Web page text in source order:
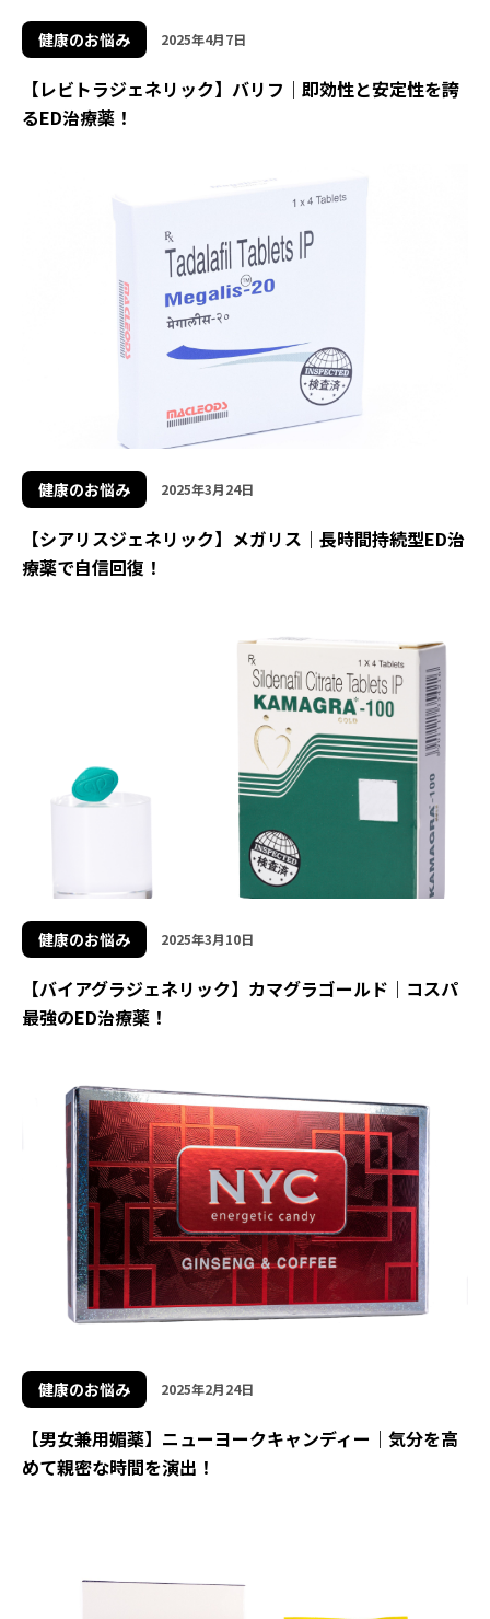
健康のお悩み 2025年4月7日
【レビトラジェネリック】バリフ｜即効性と安定性を誇
るED治療薬！
健康のお悩み 2025年3月24日
【シアリスジェネリック】メガリス｜長時間持続型ED治
療薬で自信回復！
健康のお悩み 2025年3月10日
【バイアグラジェネリック】カマグラゴールド｜コスパ
最強のED治療薬！
健康のお悩み 2025年2月24日
【男女兼用媚薬】ニューヨークキャンディー｜気分を高
めて親密な時間を演出！